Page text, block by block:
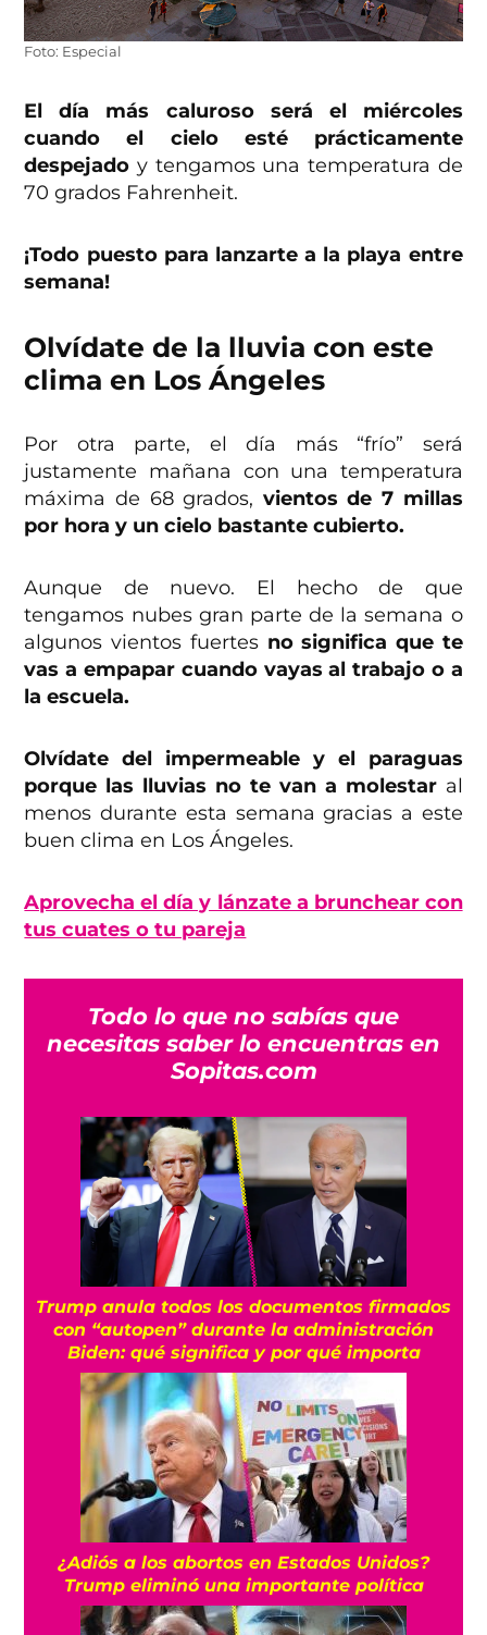
Foto: Especial
El día más caluroso será el miércoles
cuando el cielo esté prácticamente
despejado y tengamos una temperatura de
70 grados Fahrenheit.
¡Todo puesto para lanzarte a la playa entre
semana!
Olvídate de la lluvia con este
clima en Los Ángeles
Por otra parte, el día más “frío” será
justamente mañana con una temperatura
máxima de 68 grados, vientos de 7 millas
por hora y un cielo bastante cubierto.
Aunque de nuevo. El hecho de que
tengamos nubes gran parte de la semana o
algunos vientos fuertes no significa que te
vas a empapar cuando vayas al trabajo o a
la escuela.
Olvídate del impermeable y el paraguas
porque las lluvias no te van a molestar al
menos durante esta semana gracias a este
buen clima en Los Ángeles.
Aprovecha el día y lánzate a brunchear con
tus cuates o tu pareja
Todo lo que no sabías que
necesitas saber lo encuentras en
Sopitas.com
Trump anula todos los documentos firmados
con “autopen” durante la administración
Biden: qué significa y por qué importa
¿Adiós a los abortos en Estados Unidos?
Trump eliminó una importante política